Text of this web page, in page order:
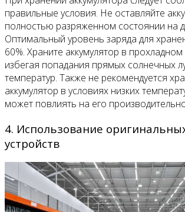
правильные условия. Не оставляйте
полностью разряженном состоянии на
Оптимальный уровень заряда для
60%. Храните аккумулятор в
избегая попадания прямых солнечных
температур. Также не рекомендуется
аккумулятор в условиях низких
может повлиять на его
4. Использование
устройств